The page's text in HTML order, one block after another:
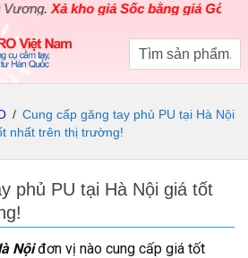
Xả kho giá Sốc bằng giá Gốccho các
/ Cung cấp găng tay phủ PU tại Hà Nội
nhất trên thị trường!
phủ PU tại Hà Nội giá tốt
Nộiđơn vị nào cung cấp giá tốt